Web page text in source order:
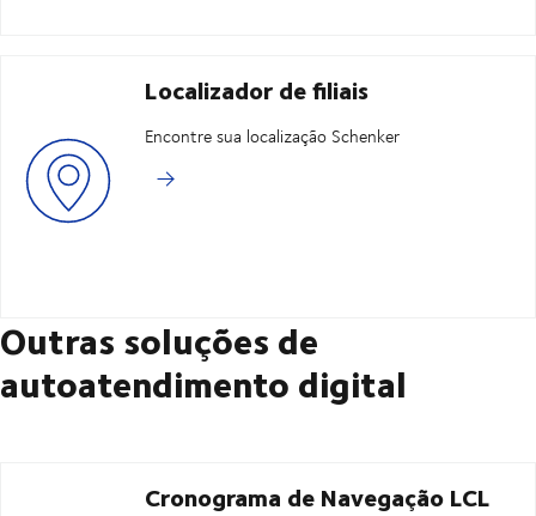
Localizador de filiais
Encontre sua localização Schenker
Outras soluções de
autoatendimento digital
Cronograma de Navegação LCL